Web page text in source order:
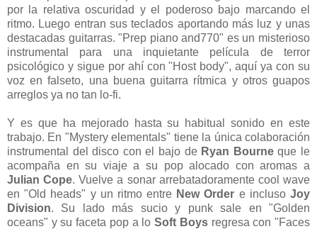
por la relativa oscuridad y el poderoso bajo marcando el
ritmo. Luego entran sus teclados aportando más luz y unas
destacadas guitarras. "Prep piano and770" es un misterioso
instrumental para una inquietante película de terror
psicológico y sigue por ahí con "Host body", aquí ya con su
voz en falseto, una buena guitarra rítmica y otros guapos
arreglos ya no tan lo-fi.
Y es que ha mejorado hasta su habitual sonido en este
trabajo. En "Mystery elementals" tiene la única colaboración
instrumental del disco con el bajo de Ryan Bourneque le
acompaña en su viaje a su pop alocado con aromas a
Julian Cope. Vuelve a sonar arrebatadoramente cool wave
en "Old heads" y un ritmo entre New Order e inclusoJoy
Division. Su lado más sucio y punk sale en "Golden
oceans" y su faceta pop a loSoft Boysregresa con "Faces